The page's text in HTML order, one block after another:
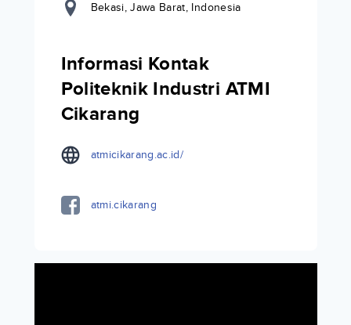
Bekasi, Jawa Barat, Indonesia
Informasi Kontak
Politeknik Industri ATMI
Cikarang
atmicikarang.ac.id/
atmi.cikarang